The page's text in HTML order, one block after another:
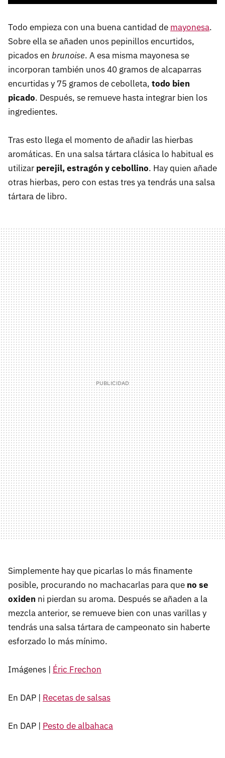
Todo empieza con una buena cantidad de mayonesa.
Sobre ella se añaden unos pepinillos encurtidos,
picados en brunoise. A esa misma mayonesa se
incorporan también unos 40 gramos de alcaparras
encurtidas y 75 gramos de cebolleta, todo bien
picado. Después, se remueve hasta integrar bien los
ingredientes.
Tras esto llega el momento de añadir las hierbas
aromáticas. En una salsa tártara clásica lo habitual es
utilizar perejil, estragón y cebollino. Hay quien añade
otras hierbas, pero con estas tres ya tendrás una salsa
tártara de libro.
Simplemente hay que picarlas lo más finamente
posible, procurando no machacarlas para que no se
oxiden ni pierdan su aroma. Después se añaden a la
mezcla anterior, se remueve bien con unas varillas y
tendrás una salsa tártara de campeonato sin haberte
esforzado lo más mínimo.
Imágenes | Éric Frechon
En DAP | Recetas de salsas
En DAP | Pesto de albahaca